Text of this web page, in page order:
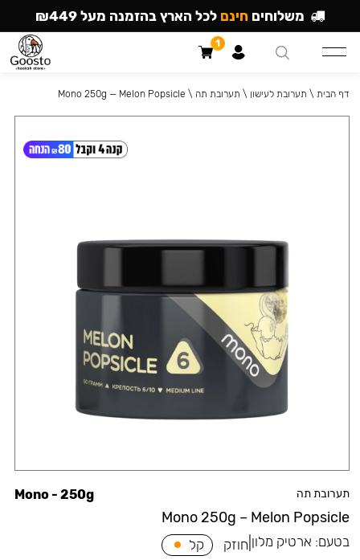
תערובת תה
Mono 250g – Melon Popsicle
Mono - 250g
בטעם: ארטיק מלון חוזק קל
דף הבית \ תערובת לעישון \ תערובת תה \
Mono 250g — Melon Popsicle
משלוחים חינם לכל הארץ בהזמנה מעל ₪449
1